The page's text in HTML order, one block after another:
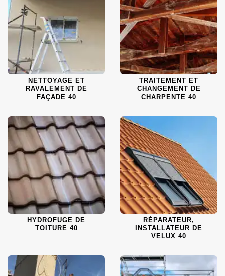
NETTOYAGE ET
RAVALEMENT DE
FAÇADE 40
TRAITEMENT ET
CHANGEMENT DE
CHARPENTE 40
HYDROFUGE DE
TOITURE 40
RÉPARATEUR,
INSTALLATEUR DE
VELUX 40